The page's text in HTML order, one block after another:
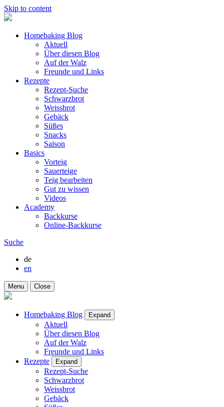
Skip to content
Homebaking Blog
Aktuell
Über diesen Blog
Auf der Walz
Freunde und Links
Rezepte
Rezept-Suche
Schwarzbrot
Weissbrot
Gebäck
Süßes
Snacks
Saison
Basics
Vorteig
Sauerteige
Teig bearbeiten
Gut zu wissen
Videos
Academy
Backkurse
Online-Backkurse
Suche
de
en
Menu Close
Homebaking Blog Expand
Aktuell
Über diesen Blog
Auf der Walz
Freunde und Links
Rezepte
Expand
Rezept-Suche
Schwarzbrot
Weissbrot
Gebäck